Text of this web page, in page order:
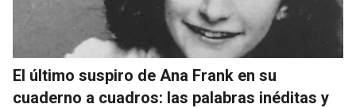
El último suspiro de Ana Frank en su
cuaderno a cuadros: las palabras inéditas y